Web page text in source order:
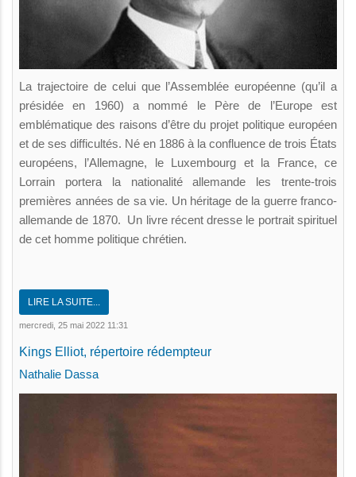
La trajectoire de celui que l’Assemblée européenne (qu’il a
présidée en 1960) a nommé le Père de l’Europe est
emblématique des raisons d’être du projet politique européen
et de ses difficultés. Né en 1886 à la confluence de trois États
européens, l’Allemagne, le Luxembourg et la France, ce
Lorrain portera la nationalité allemande les trente-trois
premières années de sa vie. Un héritage de la guerre franco-
allemande de 1870. Un livre récent dresse le portrait spirituel
de cet homme politique chrétien.
LIRE LA SUITE...
mercredi, 25 mai 2022 11:31
Kings Elliot, répertoire rédempteur
Nathalie Dassa